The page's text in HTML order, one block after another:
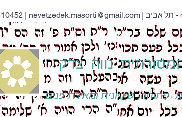
| nevetzedek.masorti@gmail.com
נווה צדק
פתוחה, שיוויונית ומאירת פנים